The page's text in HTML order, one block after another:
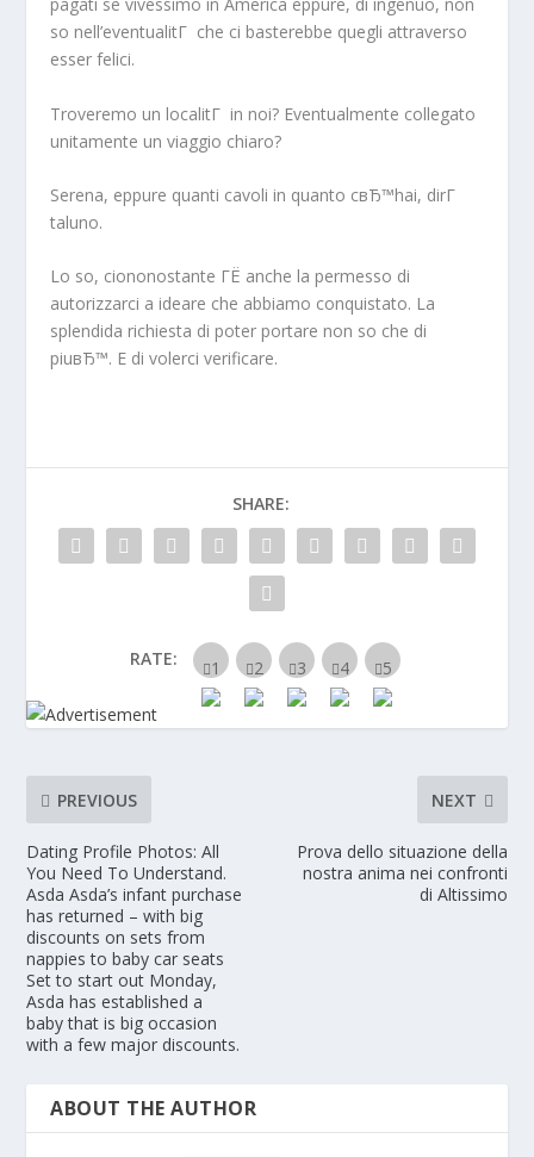
so nell’eventualitГ che ci basterebbe quegli attraverso
esser felici.
Troveremo un localitГ in noi? Eventualmente collegato
unitamente un viaggio chiaro?
Serena, eppure quanti cavoli in quanto cвЂ™hai, dirГ
taluno.
Lo so, ciononostante ГЁ anche la permesso di
autorizzarci a ideare che abbiamo conquistato. La
splendida richiesta di poter portare non so che di
piuвЂ™. E di volerci verificare.
SHARE:
RATE:
PREVIOUS
Dating Profile Photos: All
You Need To Understand.
Asda Asda’s infant purchase
has returned – with big
discounts on sets from
nappies to baby car seats
Set to start out Monday,
Asda has established a
baby that is big occasion
with a few major discounts.
NEXT
Prova dello situazione della
nostra anima nei confronti
di Altissimo
ABOUT THE AUTHOR